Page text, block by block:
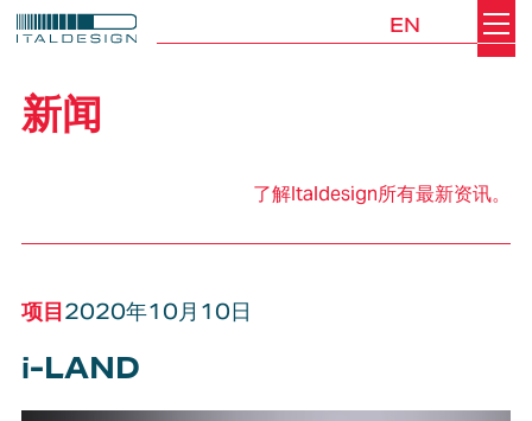
EN Search
新闻
了解Italdesign所有最新资讯。
项目2020年10月10日
i-LAND